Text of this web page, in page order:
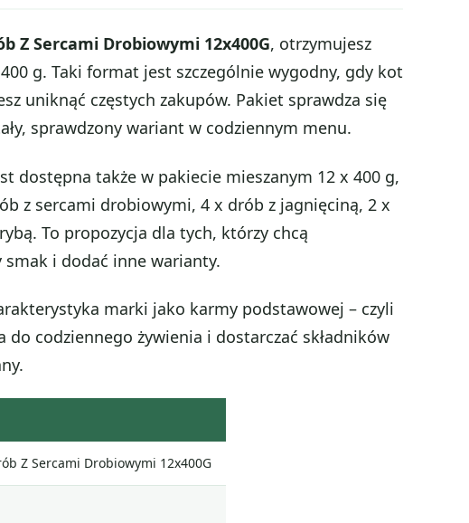
Z Sercami Drobiowymi 12x400G, otrzymujesz
g. Taki format jest szczególnie wygodny, gdy kot
uniknąć częstych zakupów. Pakiet sprawdza się
sprawdzony wariant w codziennym menu.
dostępna także w pakiecie mieszanym 12 x 400 g,
z sercami drobiowymi, 4 x drób z jagnięciną, 2 x
To propozycja dla tych, którzy chcą
i dodać inne warianty.
marki jako karmy podstawowej – czyli
codziennego żywienia i dostarczać składników
Z Sercami Drobiowymi 12x400G